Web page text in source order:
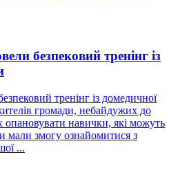
безпековий тренінг із
тренінг із домедичної
громади, небайдужих до
опановувати навички, які можуть
мали змогу ознайомитися з
...